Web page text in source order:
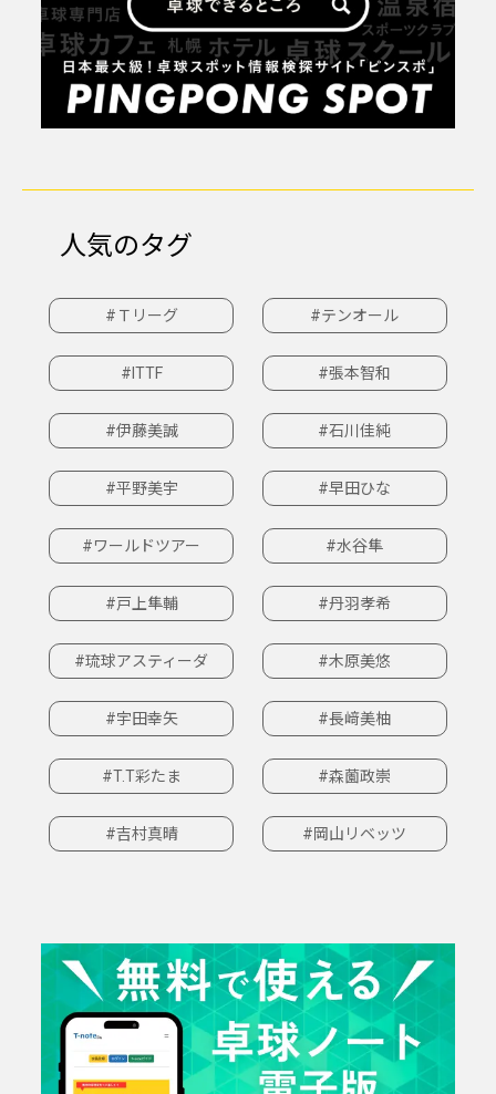
人気のタグ
#Ｔリーグ #テンオール
#ITTF #張本智和
#伊藤美誠 #石川佳純
#平野美宇 #早田ひな
#ワールドツアー #水谷隼
#戸上隼輔 #丹羽孝希
#琉球アスティーダ #木原美悠
#宇田幸矢 #長﨑美柚
#T.T彩たま #森薗政崇
#吉村真晴 #岡山リベッツ